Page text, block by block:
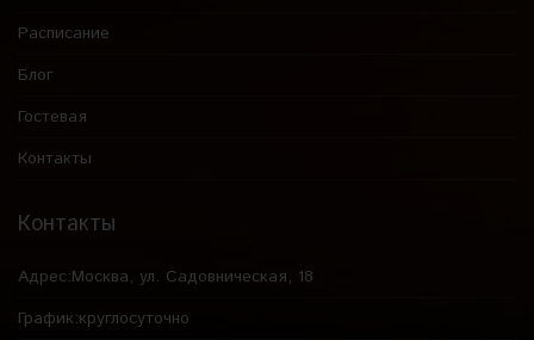
Расписание
Блог
Гостевая
Контакты
Контакты
Адрес:Москва, ул. Садовническая, 18
График:круглосуточно